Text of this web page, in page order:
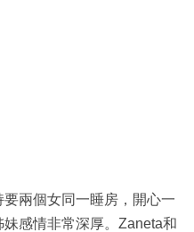
兩個女同一睡房，開心一
感情非常深厚。Zaneta和